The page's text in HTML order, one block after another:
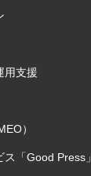
用支援
）
「Good Press」